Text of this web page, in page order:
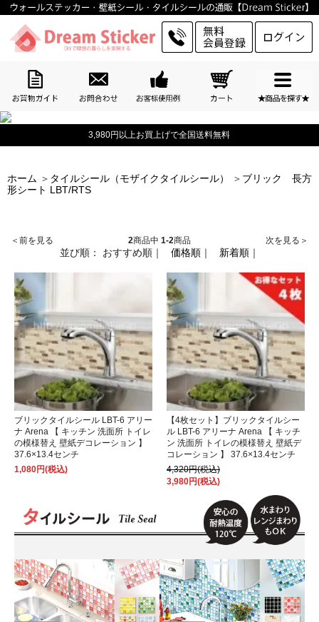
3,980円以上お買上げで全国送料無料
ホーム ＞ タイルシール（モザイクタイルシール） ＞ ブリック 長方
形シート LBT/RTS
＜前を見る 2商品中 1-2商品 次を見る＞
並び順： おすすめ順 ｜ 価格順 ｜ 新着順 ｜
ブリックタイルシール LBT-6 アリー
ナ Arena 【 キッチン 洗面所 トイレ
の模様替え 壁紙デコレーション 】
37.6×13.4センチ
1,080円(税込)
【4枚セット】ブリックタイルシー
ル LBT-6 アリーナ Arena 【 キッチ
ン 洗面所 トイレの模様替え 壁紙デ
コレーション 】 37.6×13.4センチ
4,320円(税込)
3,980円(税込)